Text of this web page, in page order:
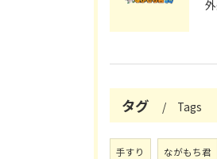
タグ Tags
手すり ながもち君